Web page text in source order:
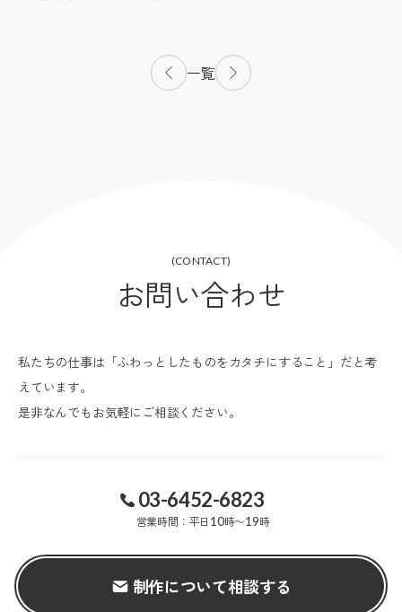
一覧
(CONTACT)
お問い合わせ
私たちの仕事は「ふわっとしたものをカタチにすること」だと考
えています。
是非なんでもお気軽にご相談ください。
03-6452-6823
営業時間：平日 10時〜19時
制作について相談する